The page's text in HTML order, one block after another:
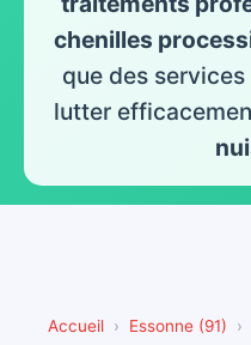
chenilles
que des services
lutter
Accueil Essonne (91)